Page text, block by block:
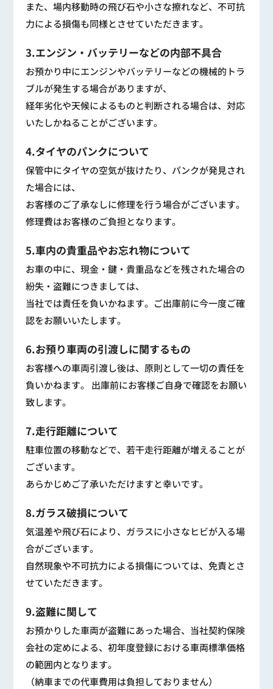
また、場内移動時の飛び石や小さな擦れなど、不可抗
力による損傷も同様とさせていただきます。
3.エンジン・バッテリーなどの内部不具合
お預かり中にエンジンやバッテリーなどの機械的トラ
ブルが発生する場合がありますが、
経年劣化や天候によるものと判断される場合は、対応
いたしかねることがございます。
4.タイヤのパンクについて
保管中にタイヤの空気が抜けたり、パンクが発見され
た場合には、
お客様のご了承なしに修理を行う場合がございます。
修理費はお客様のご負担となります。
5.車内の貴重品やお忘れ物について
お車の中に、現金・鍵・貴重品などを残された場合の
紛失・盗難につきましては、
当社では責任を負いかねます。ご出庫前に今一度ご確
認をお願いいたします。
6.お預り車両の引渡しに関するもの
お客様への車両引渡し後は、原則として一切の責任を
負いかねます。 出庫前にお客様ご自身で確認をお願い
致します。
7.走行距離について
駐車位置の移動などで、若干走行距離が増えることが
ございます。
あらかじめご了承いただけますと幸いです。
8.ガラス破損について
気温差や飛び石により、ガラスに小さなヒビが入る場
合がございます。
自然現象や不可抗力による損傷については、免責とさ
せていただきます。
9.盗難に関して
お預かりした車両が盗難にあった場合、当社契約保険
会社の定めによる、初年度登録における車両標準価格
の範囲内となります。
（納車までの代車費用は負担しておりません）